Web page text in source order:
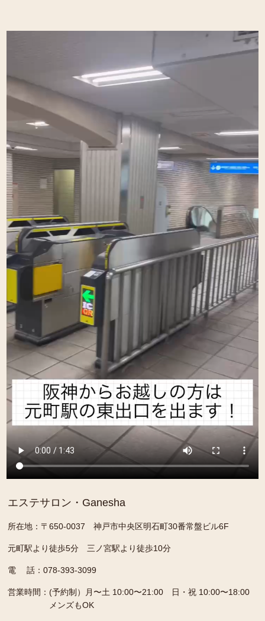
エステサロン・Ganesha
所在地：〒650-0037 神戸市中央区明石町30番常盤ビル6F
元町駅より徒歩5分 三ノ宮駅より徒歩10分
電 話：078-393-3099
営業時間： (予約制）月〜土 10:00〜21:00 日・祝 10:00〜18:00
メンズもOK